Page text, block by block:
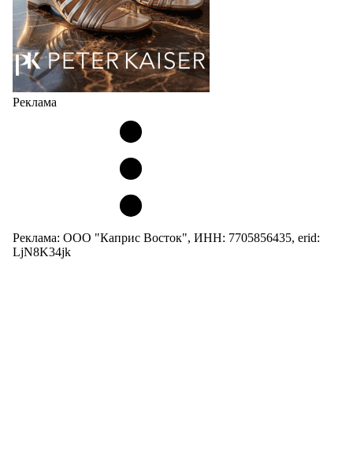
Реклама
Реклама: ООО "Каприс Восток", ИНН: 7705856435, erid:
LjN8K34jk